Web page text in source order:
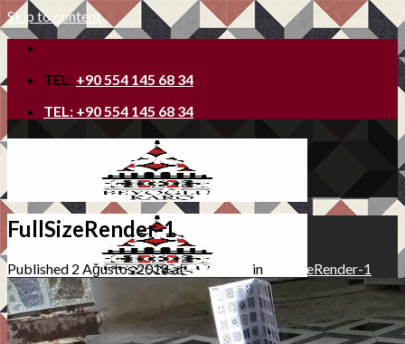
Skip to content
TEL: +90 554 145 68 34
TEL: +90 554 145 68 34
FullSizeRender-1
Published 2 Ağustos 2018at573 × 355 in FullSizeRender-1